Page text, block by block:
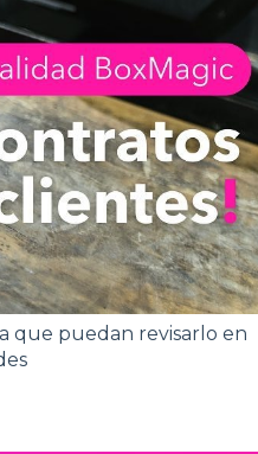
que puedan revisarlo en